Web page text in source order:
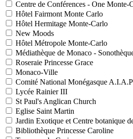
Centre de Conférences - One Monte-
Hôtel Fairmont Monte Carlo
Hôtel Hermitage Monte-Carlo
New Moods
Hôtel Métropole Monte-Carlo
Médiathèque de Monaco -
Roseraie Princesse Grace
Monaco-Ville
Comité National Monégasque
Lycée Rainier III
St Paul's Anglican Church
Eglise Saint Martin
Jardin Exotique et Centre botanique
Bibliothèque Princesse Caroline